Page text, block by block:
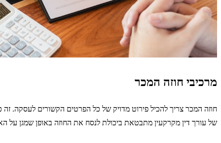
מרכיבי חוזה המכר
חוזה המכר צריך להכיל פירוט מדויק של כל הפרטים הקשורים לעסקה.
של עורך דין מקרקעין מתבטאת ביכולת לנסח את החוזה באופן שמגן על